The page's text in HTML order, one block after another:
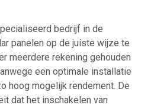
bedrijf in de
panelen op de juiste wijze te
meerdere rekening gehouden
een optimale installatie
hoog mogelijk rendement. De
dat het inschakelen van